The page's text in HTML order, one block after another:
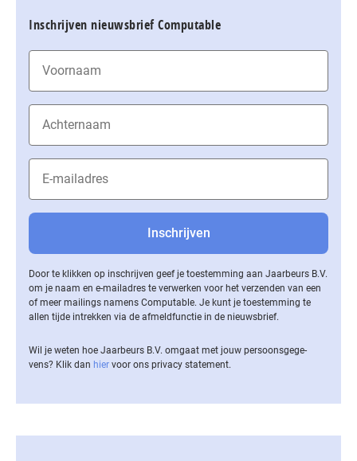
Inschrijven nieuwsbrief Computable
Door te klikken op inschrijven geef je toestemming aan Jaarbeurs B.V.
om je naam en e-mailadres te verwerken voor het verzenden van een
of meer mailings namens Computable. Je kunt je toestemming te
allen tijde intrekken via de af­meld­func­tie in de nieuwsbrief.
Wil je weten hoe Jaarbeurs B.V. omgaat met jouw per­soons­ge­ge­
vens? Klik dan hier voor ons privacy statement.